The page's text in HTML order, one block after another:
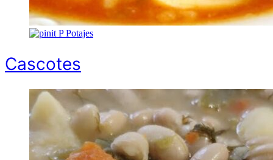
P Potajes
Cascotes